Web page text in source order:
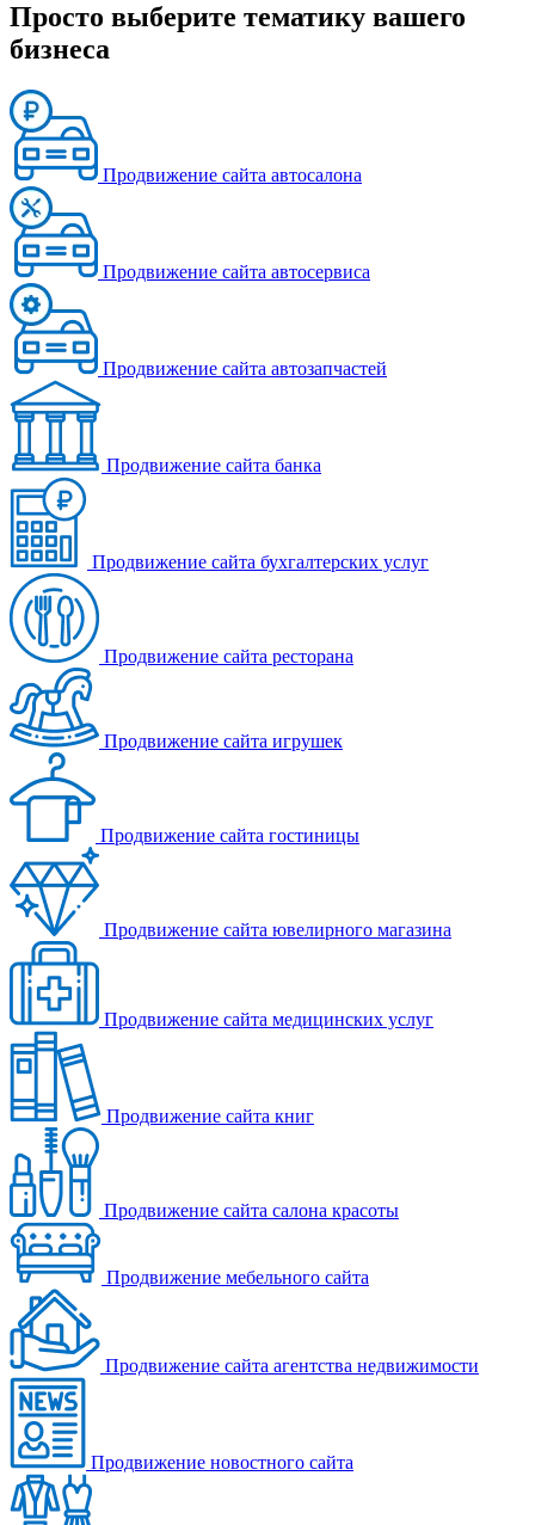
Просто выберите тематику вашего
бизнеса
Продвижение сайта автосалона
Продвижение сайта автосервиса
Продвижение сайта автозапчастей
Продвижение сайта банка
Продвижение сайта бухгалтерских услуг
Продвижение сайта ресторана
Продвижение сайта игрушек
Продвижение сайта гостиницы
Продвижение сайта ювелирного магазина
Продвижение сайта медицинских услуг
Продвижение сайта книг
Продвижение сайта салона красоты
Продвижение мебельного сайта
Продвижение сайта агентства недвижимости
Продвижение новостного сайта